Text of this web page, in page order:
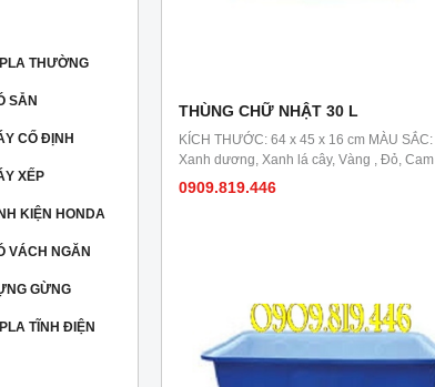
THƯỜNG
SẴN
CỐ ĐỊNH
XẾP
KIỆN HONDA
VÁCH NGĂN
GỪNG
TĨNH ĐIỆN
THÙNG CHỮ NHẬT 30 L
KÍCH THƯỚC: 64 x 45 x 16 cm MÀU SẮC:
Xanh dương, Xanh lá cây, Vàng , Đỏ, Cam
0909.819.446